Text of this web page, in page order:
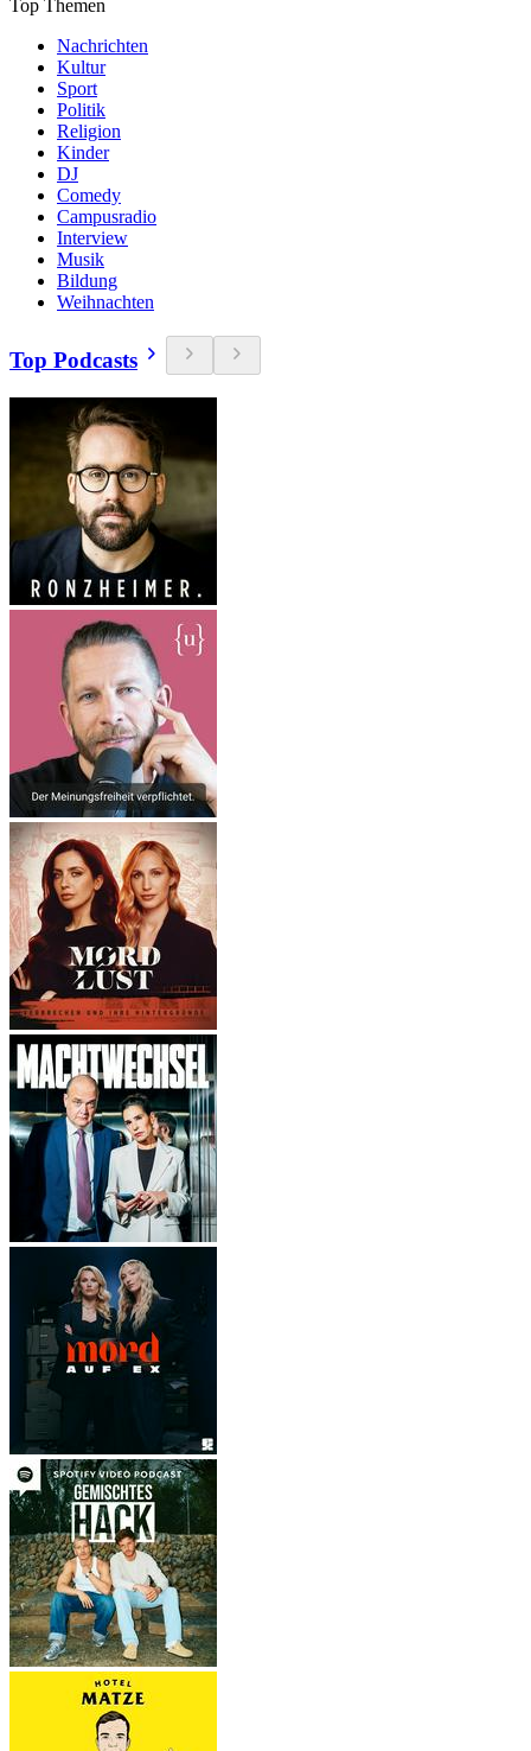
Top Themen
Nachrichten
Kultur
Sport
Politik
Religion
Kinder
DJ
Comedy
Campusradio
Interview
Musik
Bildung
Weihnachten
Top Podcasts